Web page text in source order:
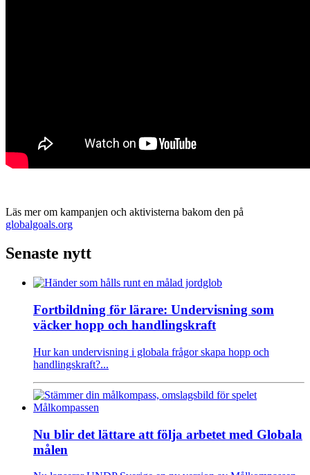
Läs mer om kampanjen och aktivisterna bakom den på
globalgoals.org
Senaste nytt
Fortbildning för lärare: Undervisning som
väcker hopp och handlingskraft
Hur kan undervisning i globala frågor skapa hopp och
handlingskraft?...
Nu blir det lättare att följa arbetet med Globala
målen